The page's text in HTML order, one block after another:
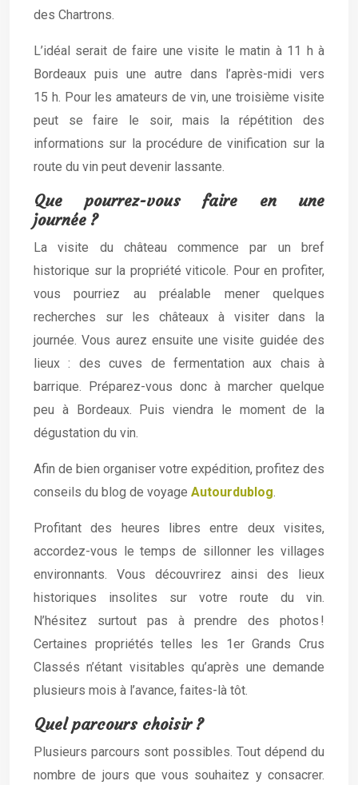
des Chartrons.
L’idéal serait de faire une visite le matin à 11 h à
Bordeaux puis une autre dans l’après-midi vers
15 h. Pour les amateurs de vin, une troisième visite
peut se faire le soir, mais la répétition des
informations sur la procédure de vinification sur la
route du vin peut devenir lassante.
Que pourrez-vous faire en une
journée ?
La visite du château commence par un bref
historique sur la propriété viticole. Pour en profiter,
vous pourriez au préalable mener quelques
recherches sur les châteaux à visiter dans la
journée. Vous aurez ensuite une visite guidée des
lieux : des cuves de fermentation aux chais à
barrique. Préparez-vous donc à marcher quelque
peu à Bordeaux. Puis viendra le moment de la
dégustation du vin.
Afin de bien organiser votre expédition, profitez des
conseils du blog de voyage Autourdublog.
Profitant des heures libres entre deux visites,
accordez-vous le temps de sillonner les villages
environnants. Vous découvrirez ainsi des lieux
historiques insolites sur votre route du vin.
N’hésitez surtout pas à prendre des photos !
Certaines propriétés telles les 1er Grands Crus
Classés n’étant visitables qu’après une demande
plusieurs mois à l’avance, faites-là tôt.
Quel parcours choisir ?
Plusieurs parcours sont possibles. Tout dépend du
nombre de jours que vous souhaitez y consacrer.